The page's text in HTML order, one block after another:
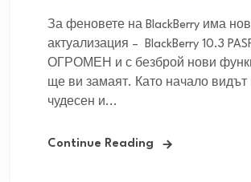
За феновете на BlackBerry има
актуализация – BlackBerry 10.3
ОГРОМЕН и с безброй нови
ще ви замаят. Като начало видът
чудесен и...
Continue Reading